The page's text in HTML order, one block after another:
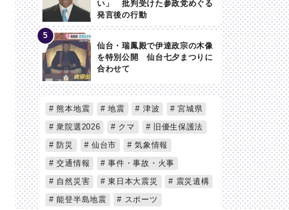
い」 批判受けた参政党めぐる
発言後の行動
仙台・瑞鳳殿で伊達政宗の木像
を特別公開 仙台七夕まつりに
合わせて
熊本地震 地震 津波
宮城県
衆院選2026
クマ
旧優生保護法
防災
仙台市
気象情報
交通情報
事件・事故・火事
自然災害
東日本大震災
震災遺構
能登半島地震
スポーツ